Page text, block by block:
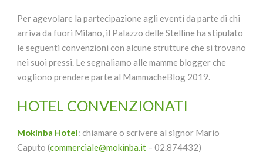
Per agevolare la partecipazione agli eventi da parte di chi
arriva da fuori Milano, il Palazzo delle Stelline ha stipulato
le seguenti convenzioni con alcune strutture che si trovano
nei suoi pressi. Le segnaliamo alle mamme blogger che
vogliono prendere parte al MammacheBlog 2019.
HOTEL CONVENZIONATI
Mokinba Hotel: chiamare o scrivere al signor Mario
Caputo (commerciale@mokinba.it – 02.874432)